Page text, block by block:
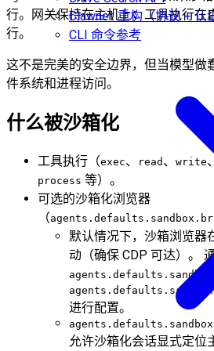
Clawnet 重构（协议 + 认
CLI 命令参考
行。网关保持在主机上；工具执行在
行。
这不是完美的安全边界，但当模型做
件系统和进程访问。
什么被沙箱化
工具执行（exec、 read 、 write
process 等）。
可选的沙箱化浏览器
（
默认情况下，沙箱浏览器
动（确保 CDP 可达）。 通
进行配置。
允许沙箱化会话显式定位